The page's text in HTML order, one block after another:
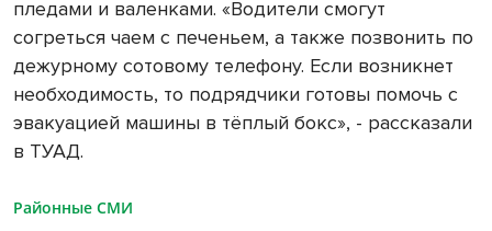
пледами и валенками. «Водители смогут
согреться чаем с печеньем, а также позвонить по
дежурному сотовому телефону. Если возникнет
необходимость, то подрядчики готовы помочь с
эвакуацией машины в тёплый бокс», - рассказали
в ТУАД.
Районные СМИ